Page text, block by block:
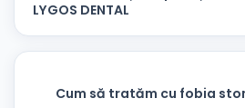
LYGOS DENTAL
Cum să tratăm cu fobia